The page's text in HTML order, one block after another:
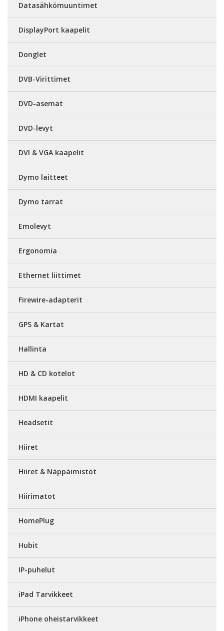
Datasähkömuuntimet
DisplayPort kaapelit
Donglet
DVB-Virittimet
DVD-asemat
DVD-levyt
DVI & VGA kaapelit
Dymo laitteet
Dymo tarrat
Emolevyt
Ergonomia
Ethernet liittimet
Firewire-adapterit
GPS & Kartat
Hallinta
HD & CD kotelot
HDMI kaapelit
Headsetit
Hiiret
Hiiret & Näppäimistöt
Hiirimatot
HomePlug
Hubit
IP-puhelut
iPad Tarvikkeet
iPhone oheistarvikkeet